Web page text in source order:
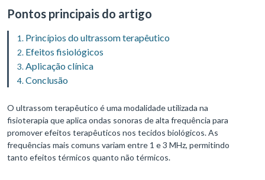
Pontos principais do artigo
Princípios do ultrassom terapêutico
Efeitos fisiológicos
Aplicação clínica
Conclusão
O ultrassom terapêutico é uma modalidade utilizada na
fisioterapia que aplica ondas sonoras de alta frequência para
promover efeitos terapêuticos nos tecidos biológicos. As
frequências mais comuns variam entre 1 e 3 MHz, permitindo
tanto efeitos térmicos quanto não térmicos.